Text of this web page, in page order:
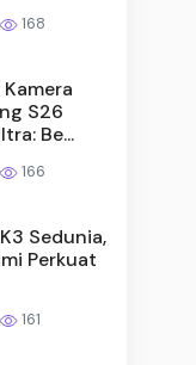
168
S26
Be...
166
Sedunia,
Perkuat
161